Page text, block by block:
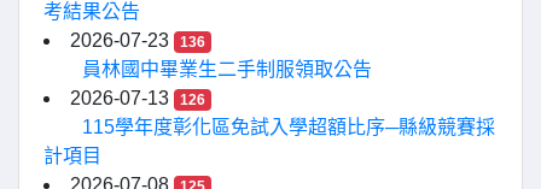
考結果公告
2026-07-23
136
員林國中畢業生二手制服領取公告
2026-07-13
126
115學年度彰化區免試入學超額比序─縣級競賽採
計項目
2026-07-08